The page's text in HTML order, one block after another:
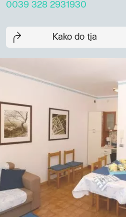
0039 328 2931930
Kako do tja